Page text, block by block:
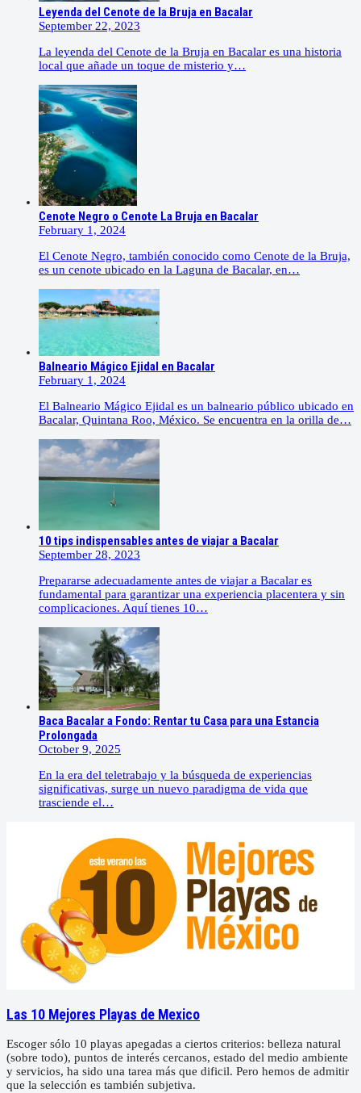
Leyenda del Cenote de la Bruja en Bacalar
September 22, 2023
La leyenda del Cenote de la Bruja en Bacalar es una historia
local que añade un toque de misterio y…
Cenote Negro o Cenote La Bruja en Bacalar
February 1, 2024
El Cenote Negro, también conocido como Cenote de la Bruja,
es un cenote ubicado en la Laguna de Bacalar, en…
Balneario Mágico Ejidal en Bacalar
February 1, 2024
El Balneario Mágico Ejidal es un balneario público ubicado en
Bacalar, Quintana Roo, México. Se encuentra en la orilla de…
10 tips indispensables antes de viajar a Bacalar
September 28, 2023
Prepararse adecuadamente antes de viajar a Bacalar es
fundamental para garantizar una experiencia placentera y sin
complicaciones. Aquí tienes 10…
Baca Bacalar a Fondo: Rentar tu Casa para una Estancia
Prolongada
October 9, 2025
En la era del teletrabajo y la búsqueda de experiencias
significativas, surge un nuevo paradigma de vida que
trasciende el…
Las 10 Mejores Playas de Mexico
Escoger sólo 10 playas apegadas a ciertos criterios: belleza natural
(sobre todo), puntos de interés cercanos, estado del medio ambiente
y servicios, ha sido una tarea más que dificil. Pero hemos de admitir
que la selección es también subjetiva.